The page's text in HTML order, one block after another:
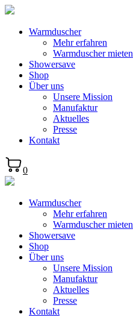
Warmduscher
Mehr erfahren
Warmduscher mieten
Showersave
Shop
Über uns
Unsere Mission
Manufaktur
Aktuelles
Presse
Kontakt
0
Warmduscher
Mehr erfahren
Warmduscher mieten
Showersave
Shop
Über uns
Unsere Mission
Manufaktur
Aktuelles
Presse
Kontakt